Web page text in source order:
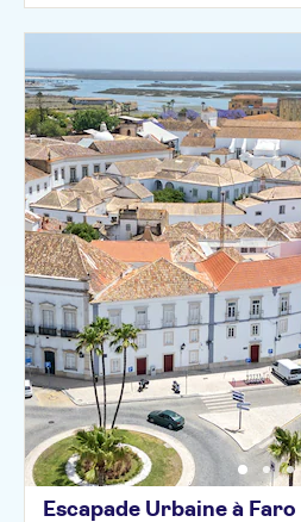
Escapade Urbaine à Faro